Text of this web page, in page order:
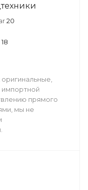
20
18
импортной
прямого
мы не